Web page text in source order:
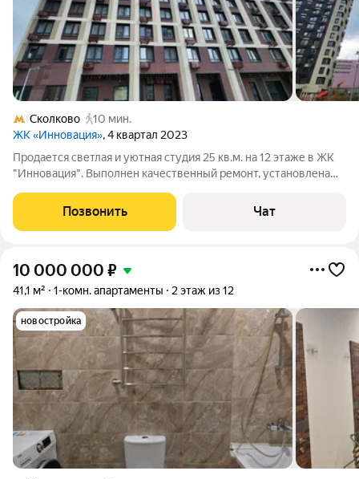
Сколково
10 мин.
ЖК «Инновация», 4 квартал 2023
Продается светлая и уютная студия 25 кв.м. на 12 этаже в ЖК
"Инновация". Выполнен качественный ремонт, установлена
обременений, один взрослый собственник, свободная
продажа. В ЖК имеется развитая
Позвонить Чат
10 000 000 ₽
41,1 м² 1-комн. апартаменты 2 этаж из 12
новостройка